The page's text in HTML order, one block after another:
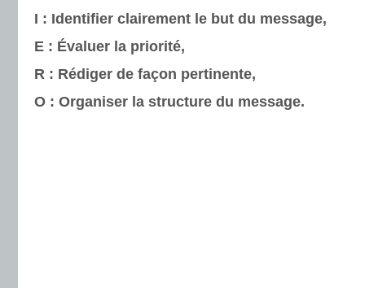
I : Identifier clairement le but du message,
E : Évaluer la priorité,
R : Rédiger de façon pertinente,
O : Organiser la structure du message.